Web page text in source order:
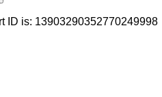
ID is: 13903290352770249998